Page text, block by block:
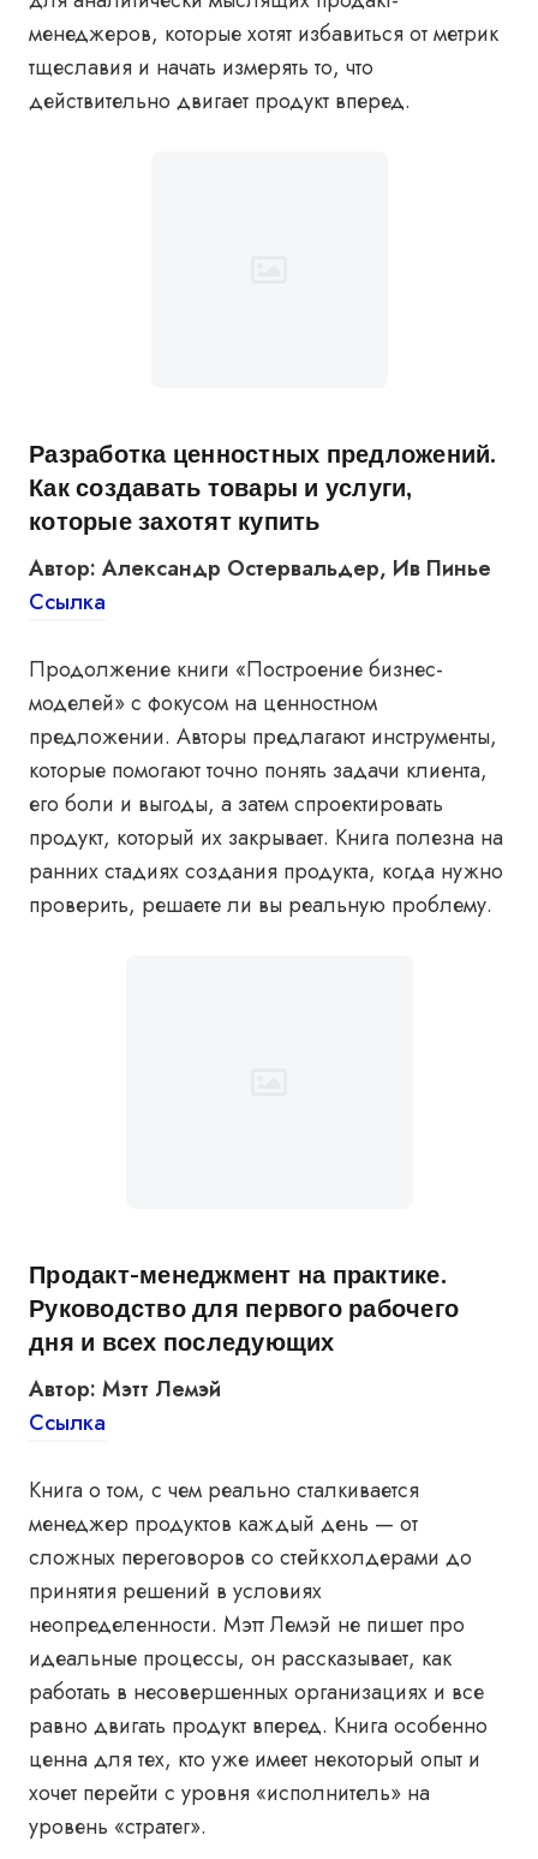
менеджеров, которые хотят избавиться от метрик
тщеславия и начать измерять то, что
действительно двигает продукт вперед.
Разработка ценностных предложений.
Как создавать товары и услуги,
которые захотят купить
Автор: Александр Остервальдер, Ив Пинье
Ссылка
Продолжение книги «Построение бизнес-
моделей» с фокусом на ценностном
предложении. Авторы предлагают инструменты,
которые помогают точно понять задачи клиента,
его боли и выгоды, а затем спроектировать
продукт, который их закрывает. Книга полезна на
ранних стадиях создания продукта, когда нужно
проверить, решаете ли вы реальную проблему.
Продакт-менеджмент на практике.
Руководство для первого рабочего
дня и всех последующих
Автор: Мэтт Лемэй
Ссылка
Книга о том, с чем реально сталкивается
менеджер продуктов каждый день — от
сложных переговоров со стейкхолдерами до
принятия решений в условиях
неопределенности. Мэтт Лемэй не пишет про
идеальные процессы, он рассказывает, как
работать в несовершенных организациях и все
равно двигать продукт вперед. Книга особенно
ценна для тех, кто уже имеет некоторый опыт и
хочет перейти с уровня «исполнитель» на
уровень «стратег».